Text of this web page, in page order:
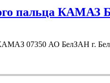
пальца КАМАЗ
07350 АО БелЗАН г.